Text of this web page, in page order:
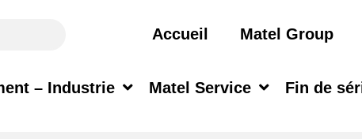
Accueil Matel Group
– Industrie Matel Service Fin de